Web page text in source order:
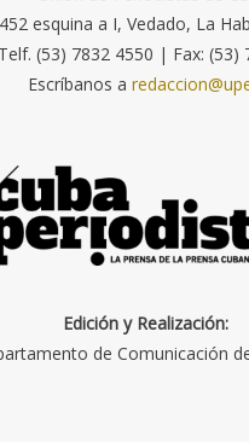
esquina a I, Vedado, La
Telf. (53) 7832 4550 | Fax: (53)
Escríbanos a
Edición y Realización:
de Comunicación